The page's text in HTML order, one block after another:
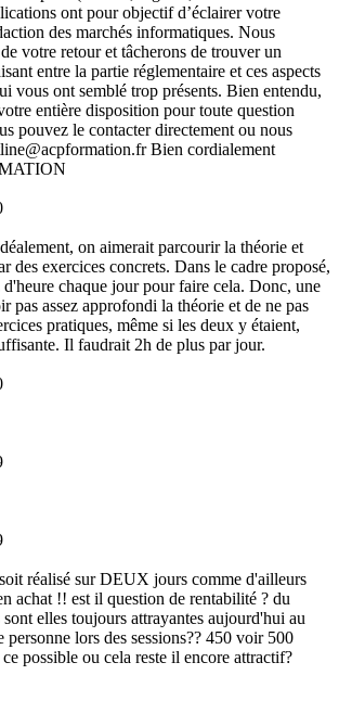
ont pour objectif d’éclairer votre
des marchés informatiques. Nous
votre retour et tâcherons de trouver un
entre la partie réglementaire et ces aspects
vous ont semblé trop présents. Bien entendu,
entière disposition pour toute question
pouvez le contacter directement ou nous
Bien cordialement
on aimerait parcourir la théorie et
des exercices concrets. Dans le cadre proposé,
d'heure chaque jour pour faire cela. Donc, une
pas assez approfondi la théorie et de ne pas
pratiques, même si les deux y étaient,
Il faudrait 2h de plus par jour.
réalisé sur DEUX jours comme d'ailleurs
achat !! est il question de rentabilité ? du
elles toujours attrayantes aujourd'hui au
personne lors des sessions?? 450 voir 500
possible ou cela reste il encore attractif?